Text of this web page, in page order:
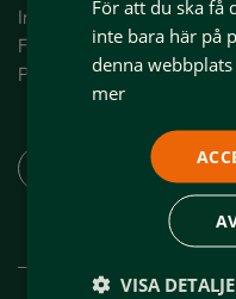
Intergritetspolicy
Funäsfjällen idag
På plats i Funäsfjällen
Ladda ner
För att du ska få
inte bara här på
denna
mer
VISA